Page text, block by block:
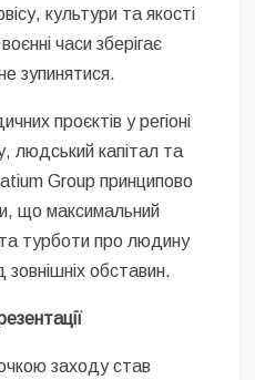
культури та якості
часи зберігає
зупинятися.
проєктів у регіоні
людський капітал та
Group принципово
що максимальний
та турботи про людину
обставин.
заходу став